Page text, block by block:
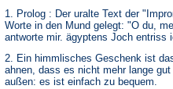
1. Prolog : Der uralte Text der
Worte in den Mund gelegt: "O du,
antworte mir. ägyptens Joch
2. Ein himmlisches Geschenk ist
ahnen, dass es nicht mehr lange
außen: es ist einfach zu bequem.